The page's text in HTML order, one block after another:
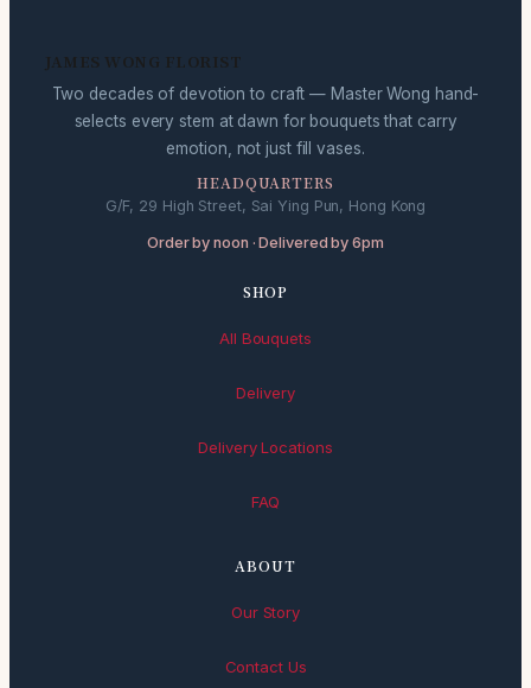
JAMES WONG FLORIST
Two decades of devotion to craft — Master Wong hand-
selects every stem at dawn for bouquets that carry
emotion, not just fill vases.
HEADQUARTERS
G/F, 29 High Street, Sai Ying Pun, Hong Kong
Order by noon · Delivered by 6pm
SHOP
All Bouquets
Delivery
Delivery Locations
FAQ
ABOUT
Our Story
Contact Us